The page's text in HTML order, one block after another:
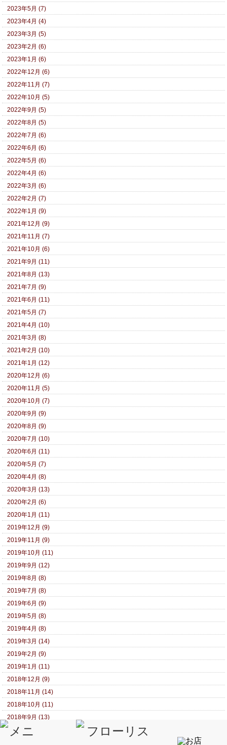
2023年5月 (7)
2023年4月 (4)
2023年3月 (5)
2023年2月 (6)
2023年1月 (6)
2022年12月 (6)
2022年11月 (7)
2022年10月 (5)
2022年9月 (5)
2022年8月 (5)
2022年7月 (6)
2022年6月 (6)
2022年5月 (6)
2022年4月 (6)
2022年3月 (6)
2022年2月 (7)
2022年1月 (9)
2021年12月 (9)
2021年11月 (7)
2021年10月 (6)
2021年9月 (11)
2021年8月 (13)
2021年7月 (9)
2021年6月 (11)
2021年5月 (7)
2021年4月 (10)
2021年3月 (8)
2021年2月 (10)
2021年1月 (12)
2020年12月 (6)
2020年11月 (5)
2020年10月 (7)
2020年9月 (9)
2020年8月 (9)
2020年7月 (10)
2020年6月 (11)
2020年5月 (7)
2020年4月 (8)
2020年3月 (13)
2020年2月 (6)
2020年1月 (11)
2019年12月 (9)
2019年11月 (9)
2019年10月 (11)
2019年9月 (12)
2019年8月 (8)
2019年7月 (8)
2019年6月 (9)
2019年5月 (8)
2019年4月 (8)
2019年3月 (14)
2019年2月 (9)
2019年1月 (11)
2018年12月 (9)
2018年11月 (14)
2018年10月 (11)
2018年9月 (13)
2018年8月 (9)